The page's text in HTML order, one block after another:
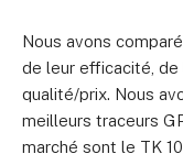
Nous avons
de leur efficacité,
qualité/prix. Nous
meilleurs traceurs
marché sont le TK